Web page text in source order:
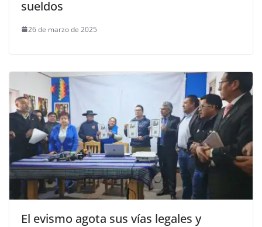
sueldos
26 de marzo de 2025
El evismo agota sus vías legales y